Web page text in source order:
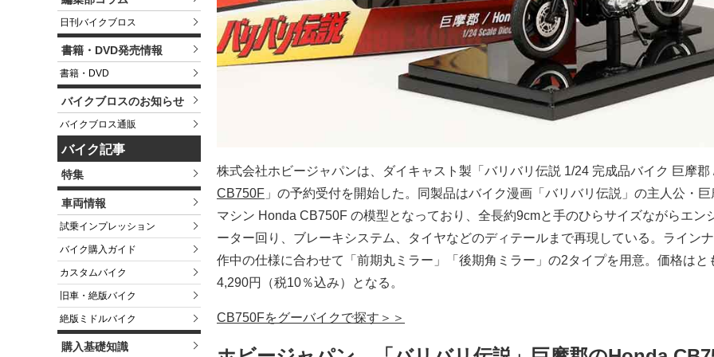
日刊バイクブロス
書籍・DVD発売情報
書籍・DVD
バイクブロスのお知らせ
バイクブロス通販
バイク記事
特集
車両情報
試乗インプレッション
バイク購入ガイド
カスタムバイク
旧車・絶版バイク
絶版ミドルバイク
購入基礎知識
株式会社ホビージャパンは、ダイキャスト製「バリバリ伝説 1/24 完成品バイク 巨摩郡
CB750F 」の予約受付を開始した。同製品はバイク漫画「バリバリ伝説」の主人公・巨
マシン Honda CB750F の模型となっており、全長約9cmと手のひらサイズながらエン
ーター回り、ブレーキシステム、タイヤなどのディテールまで再現している。ライン
作中の仕様に合わせて「前期丸ミラー」「後期角ミラー」の2タイプを用意。価格はと
4,290円（税10％込み）となる。
CB750Fをグーバイクで探す＞＞